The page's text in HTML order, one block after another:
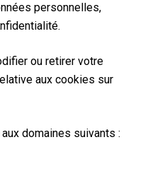
personnelles,
ou retirer votre
aux cookies sur
domaines suivants :